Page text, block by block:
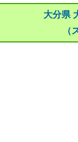
大分県
（